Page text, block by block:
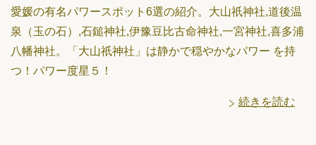
愛媛の有名パワースポット6選の紹介。大山祇神社,道後温
泉（玉の石）,石鎚神社,伊豫豆比古命神社,一宮神社,喜多浦
八幡神社。「大山祇神社」は静かで穏やかなパワー を持
つ！パワー度星５！
続きを読む